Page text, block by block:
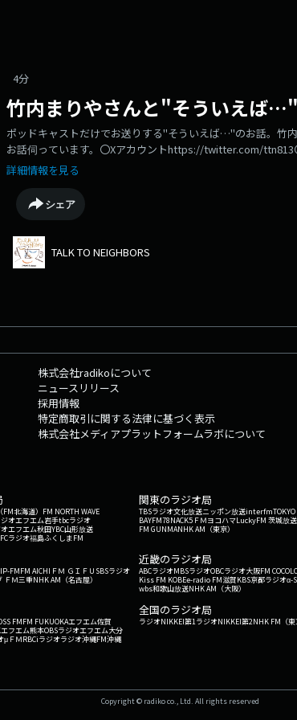
4分
竹内まりやさんと"そういえば
ポッドキャストだけでお送りする"そういえば…"のお話。竹
お話伺っています。〇Xアカウントhttps://twitter.com/
番組の感想はこちらからもお待ちしていますhttps://www.j-
詳細情報を見る
シェア
TALK TO NEIGHBORS
株式会社radikoについて
ニュースリリース
採用情報
特定商取引に関する法律に基づく表示
株式会社メディアプラットフォームラボについて
北海道） FM NORTH WAVE
オエフエム岩手tbcラジオ
エフエム秋田YBC山形放送
ラジオ福島ふくしまFM
関東のラジオ局
TBSラジオ文化放送ニッポン放送interfm
BAYFM78NACK5 ＦＭヨコハマLuckyFM 茨城放送
FM GUNMANHK AM（東京）
FMFM AICHI ＦＭ ＧＩＦＵ SBSラジオ
ＦＭ三重NHK AM（名古屋）
近畿のラジオ局
ABCラジオMBSラジオOBCラジオ大阪FM
Kiss FM KOBEe-radio FM滋賀KBS京都ラジオα-
wbs和歌山放送NHK AM（大阪）
FMFM FUKUOKAエフエム佐賀
フエム熊本OBSラジオエフエム大分
μＦＭRBCiラジオラジオ沖縄FM沖縄
全国のラジオ局
ラジオNIKKEI第1ラジオNIKKEI第2NHK FM（東
Copyright © radiko co., Ltd. All rights reserved